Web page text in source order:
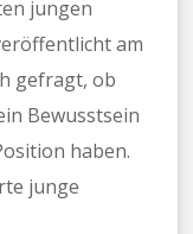
jungen
am
gefragt, ob
Bewusstsein
haben.
junge